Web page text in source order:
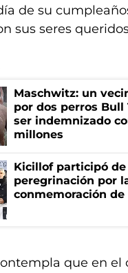
de su
sus seres
Maschwitz: un
por dos perros Bull
ser indemnizado
millones
Kicillof participó de
peregrinación por
conmemoración de
que en el